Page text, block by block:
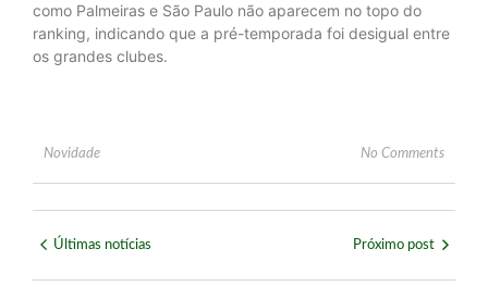
como Palmeiras e São Paulo não aparecem no topo do
ranking, indicando que a pré-temporada foi desigual entre
os grandes clubes.
Novidade No Comments
Últimas notícias Próximo post